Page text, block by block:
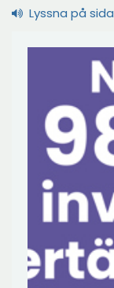
Lyssna på